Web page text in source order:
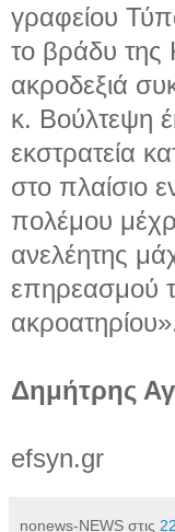
γραφείου
το βράδυ της
ακροδεξιά
κ. Βούλτεψη
εκστρατεία
στο πλαίσιο
πολέμου
ανελέητης
επηρεασμού
Δημήτρης
efsyn.gr
nonews-NEWS στις